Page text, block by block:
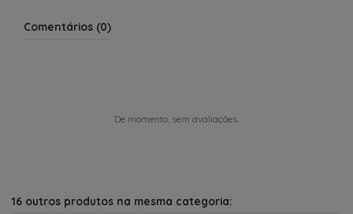
Comentários (0)
De momento, sem avaliações.
16 outros produtos na mesma categoria: